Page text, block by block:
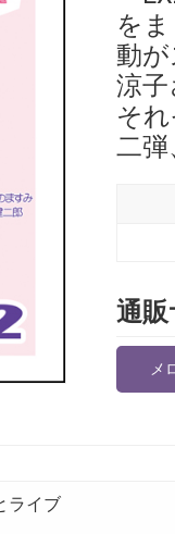
を
動
涼
そ
二
通
メ
ライブ